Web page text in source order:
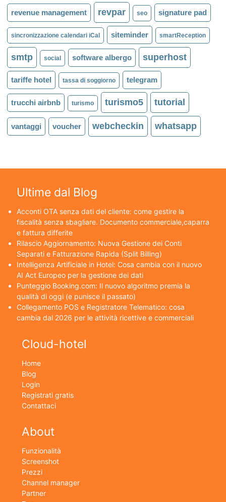
revenue management revpar seo signature pad
sincronizzazione calendari iCal siteminder smartReception
smtp social software albergo superhost
tariffe hotel tassa di soggiorno telegram
trucchi airbnb turismo turismo5 tutorial
vantaggi voucher webcheckin whatsapp
Ultime dal Blog
Acconti OTA senza dati del cliente: come gestire la
fiscalità senza sbagliare. Documento commerciale,caparra
e fattura differite
Rilascio Aggiornamento: Nuova Gestione dei Conti
Separati e Fatturazione Rapida (Split Billing)
Intelligenza Artificiale in Hotel: Cosa cambia con il nuovo
AI Act Europeo per la gestione dei dati
Punteggio Booking.com: Il nuovo algoritmo premia la
qualità di oggi (e punisce il passato)
Collegamento POS e Registratore Telematico: cosa
cambia dal 2026 per le attività ricettive e commerciali
Cloud-hotel
Home
Blog
Login
Registrati gratis
Contattaci
About
Funzionalità
Screenshot
Prezzi
Channel manager
Partner